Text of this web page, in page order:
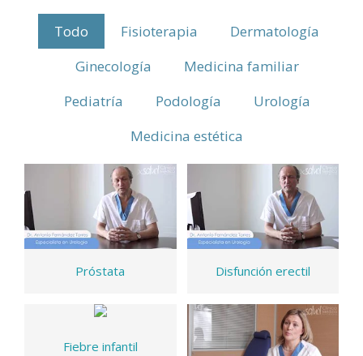
Todo Fisioterapia
Dermatología
Ginecología
Medicina familiar
Pediatría
Podología
Urología
Medicina estética
Próstata Disfunción erectil
Fiebre infantil